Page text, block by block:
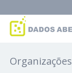
Grupos
Organizações